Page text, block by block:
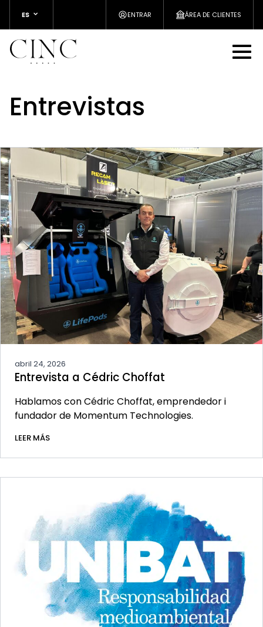
ES ENTRAR ÁREA DE CLIENTES
Entrevistas
abril 24, 2026
Entrevista a Cédric Choffat
Hablamos con Cédric Choffat, emprendedor i
fundador de Momentum Technologies.
LEER MÁS